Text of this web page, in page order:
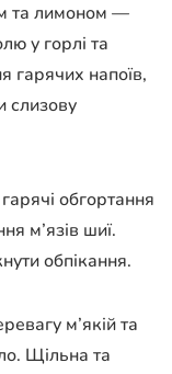
та лимоном —
у горлі та
гарячих напоїв,
слизову
обгортання
м’язів шиї.
обпікання.
м’якій та
Щільна та